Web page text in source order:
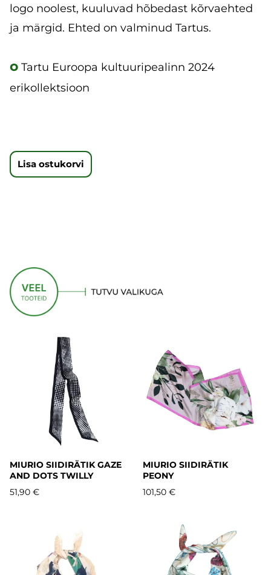
logo noolest, kuuluvad hõbedast kõrvaehted
ja märgid. Ehted on valminud Tartus.
o Tartu Euroopa kultuuripealinn 2024
erikollektsioon
Lisa ostukorvi
MIURIO SIIDIRÄTIK GAZE
AND DOTS TWILLY
51,90 €
MIURIO SIIDIRÄTIK
PEONY
101,50 €